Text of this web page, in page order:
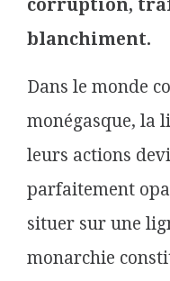
corruption,
blanchiment.
Dans le monde
monégasque, la
leurs actions
parfaitement
situer sur une
monarchie